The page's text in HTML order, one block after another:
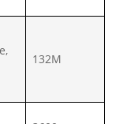
132M